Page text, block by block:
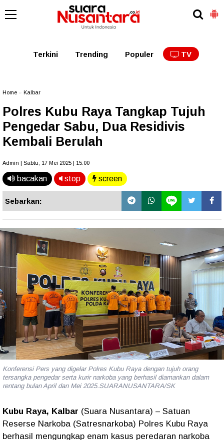
Kalbar Kalteng
Terkini Trending Populer TV
Home Kalbar
Polres Kubu Raya Tangkap Tujuh
Pengedar Sabu, Dua Residivis
Kembali Berulah
Admin | Sabtu, 17 Mei 2025 | 15.00
bacakan stop screen
Sebarkan:
Konferensi Pers yang digelar Polres Kubu Raya dengan tujuh orang
tersangka pengedar serta kurir narkoba yang berhasil diamankan dalam
rentang bulan April dan Mei 2025.SUARANUSANTARA/SK
Kubu Raya, Kalbar (Suara Nusantara) – Satuan
Reserse Narkoba (Satresnarkoba) Polres Kubu Raya
berhasil mengungkap enam kasus peredaran narkoba